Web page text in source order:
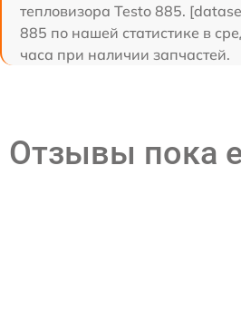
тепловизора Testo 885.
885 по нашей статистике в
часа при наличии запчастей.
Отзывы пока